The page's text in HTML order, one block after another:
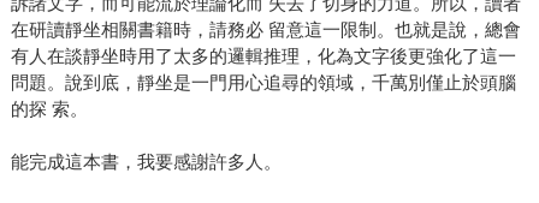
在研讀靜坐相關書籍時，請務必 留意這一限制。也就是說，總會
有人在談靜坐時用了太多的邏輯推理，化為文字後更強化了這一
問題。說到底，靜坐是一門用心追尋的領域，千萬別僅止於頭腦
的探 索。
能完成這本書，我要感謝許多人。